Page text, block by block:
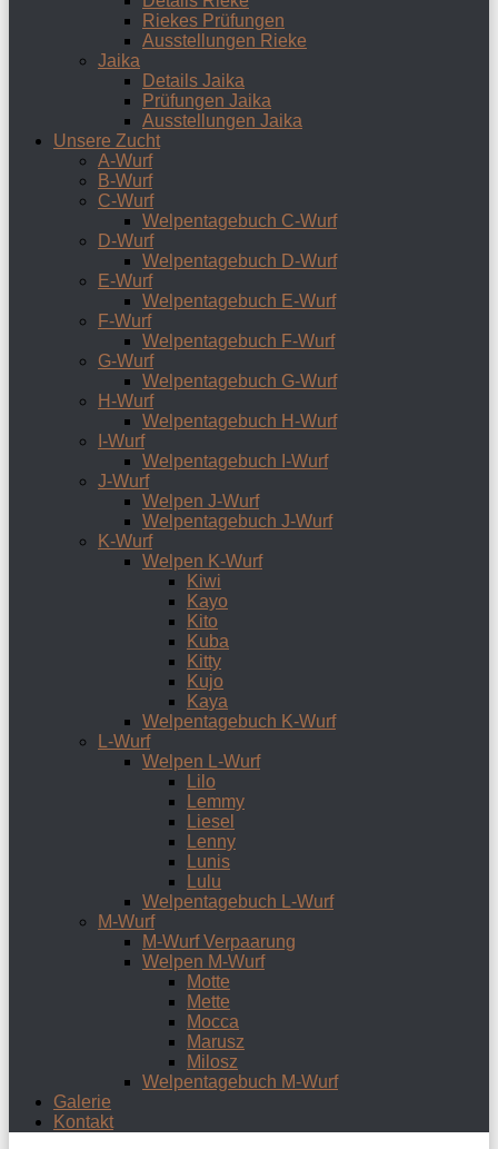
Riekes Prüfungen
Ausstellungen Rieke
Jaika
Details Jaika
Prüfungen Jaika
Ausstellungen Jaika
Unsere Zucht
A-Wurf
B-Wurf
C-Wurf
Welpentagebuch C-Wurf
D-Wurf
Welpentagebuch D-Wurf
E-Wurf
Welpentagebuch E-Wurf
F-Wurf
Welpentagebuch F-Wurf
G-Wurf
Welpentagebuch G-Wurf
H-Wurf
Welpentagebuch H-Wurf
I-Wurf
Welpentagebuch I-Wurf
J-Wurf
Welpen J-Wurf
Welpentagebuch J-Wurf
K-Wurf
Welpen K-Wurf
Kiwi
Kayo
Kito
Kuba
Kitty
Kujo
Kaya
Welpentagebuch K-Wurf
L-Wurf
Welpen L-Wurf
Lilo
Lemmy
Liesel
Lenny
Lunis
Lulu
Welpentagebuch L-Wurf
M-Wurf
M-Wurf Verpaarung
Welpen M-Wurf
Motte
Mette
Mocca
Marusz
Milosz
Welpentagebuch M-Wurf
Galerie
Kontakt